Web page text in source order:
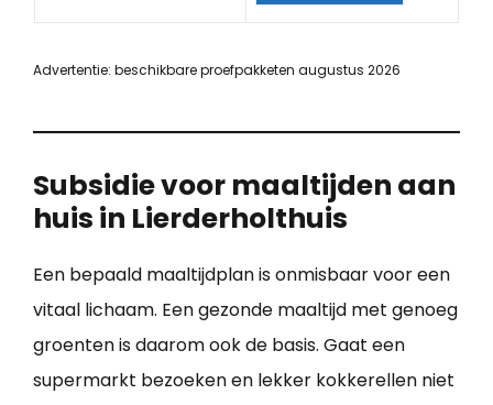
Advertentie: beschikbare proefpakketen augustus 2026
Subsidie voor maaltijden aan
huis in Lierderholthuis
Een bepaald maaltijdplan is onmisbaar voor een
vitaal lichaam. Een gezonde maaltijd met genoeg
groenten is daarom ook de basis. Gaat een
supermarkt bezoeken en lekker kokkerellen niet